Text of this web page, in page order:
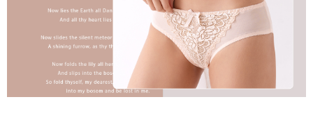
２．關於個人資料處理事宜，請瀏覽以下網址：
https://aftee.tw/terms/#terms3
３．未成年的使用者請事先徵得法定代理人或監護人之同意方可使用
「AFTEE先享後付」，若未經同意申辦者引起之損失，本公司不負相關責
４．使用「AFTEE先享後付」時，將依據個別帳號之用戶狀況，依本公司即
時審查核予不同之上限額度；若仍有額度不足之情形，本公司將視審查結果
請求用戶進行身份認證。